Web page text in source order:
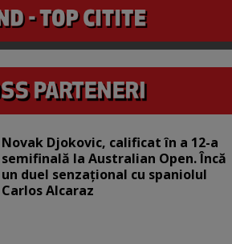
Novak Djokovic, calificat în a 12-a
semifinală la Australian Open. Încă
un duel senzațional cu spaniolul
Carlos Alcaraz